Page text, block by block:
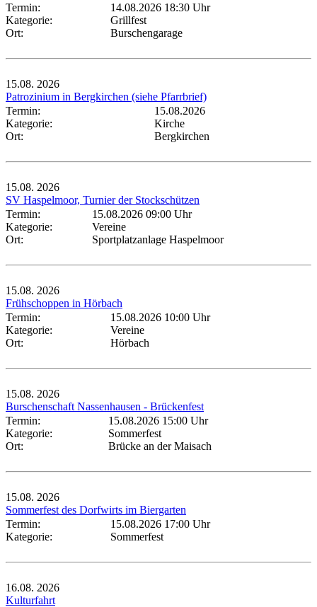
Termin:
14.08.2026 18:30 Uhr
Kategorie:
Grillfest
Ort:
Burschengarage
15.08. 2026
Patrozinium in Bergkirchen (siehe Pfarrbrief)
Termin:
15.08.2026
Kategorie:
Kirche
Ort:
Bergkirchen
15.08. 2026
SV Haspelmoor, Turnier der Stockschützen
Termin:
15.08.2026 09:00 Uhr
Kategorie:
Vereine
Ort:
Sportplatzanlage Haspelmoor
15.08. 2026
Frühschoppen in Hörbach
Termin:
15.08.2026 10:00 Uhr
Kategorie:
Vereine
Ort:
Hörbach
15.08. 2026
Burschenschaft Nassenhausen - Brückenfest
Termin:
15.08.2026 15:00 Uhr
Kategorie:
Sommerfest
Ort:
Brücke an der Maisach
15.08. 2026
Sommerfest des Dorfwirts im Biergarten
Termin:
15.08.2026 17:00 Uhr
Kategorie:
Sommerfest
16.08. 2026
Kulturfahrt